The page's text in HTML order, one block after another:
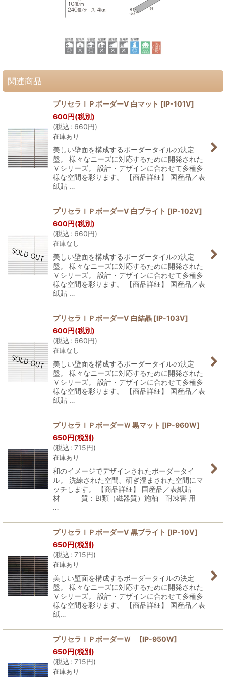
関連商品
プリセラＩＰボーダーV 白マット [IP-101V]
600円(税別)
(税込: 660円)
在庫あり
美しい壁面を構成するボーダータイルの決定
盤。 様々なニーズに対応するために開発された
Ｖシリーズ。 設計・デザインに合わせて多種多
様な空間を彩ります。 【商品詳細】 国産品／表
紙貼 …
プリセラＩＰボーダーV 白ブライト [IP-102V]
600円(税別)
(税込: 660円)
在庫なし
美しい壁面を構成するボーダータイルの決定
盤。 様々なニーズに対応するために開発された
Ｖシリーズ。 設計・デザインに合わせて多種多
様な空間を彩ります。 【商品詳細】 国産品／表
紙貼 …
プリセラＩＰボーダーV 白結晶 [IP-103V]
600円(税別)
(税込: 660円)
在庫なし
美しい壁面を構成するボーダータイルの決定
盤。 様々なニーズに対応するために開発された
Ｖシリーズ。 設計・デザインに合わせて多種多
様な空間を彩ります。 【商品詳細】 国産品／表
紙貼 …
プリセラＩＰボーダーＷ 黒マット [IP-960W]
650円(税別)
(税込: 715円)
在庫あり
和のイメージでデザインされたボーダータイ
ル。 洗練された空間、研ぎ澄まされた空間にマ
ッチします。 【商品詳細】 国産品／表紙貼
材 質：BI類（磁器質）施釉 耐凍害 用
…
プリセラＩＰボーダーV 黒ブライト [IP-10V]
650円(税別)
(税込: 715円)
在庫あり
美しい壁面を構成するボーダータイルの決定
盤。 様々なニーズに対応するために開発された
Ｖシリーズ。 設計・デザインに合わせて多種多
様な空間を彩ります。 【商品詳細】 国産品／表
紙…
プリセラＩＰボーダーＷ [IP-950W]
650円(税別)
(税込: 715円)
在庫あり